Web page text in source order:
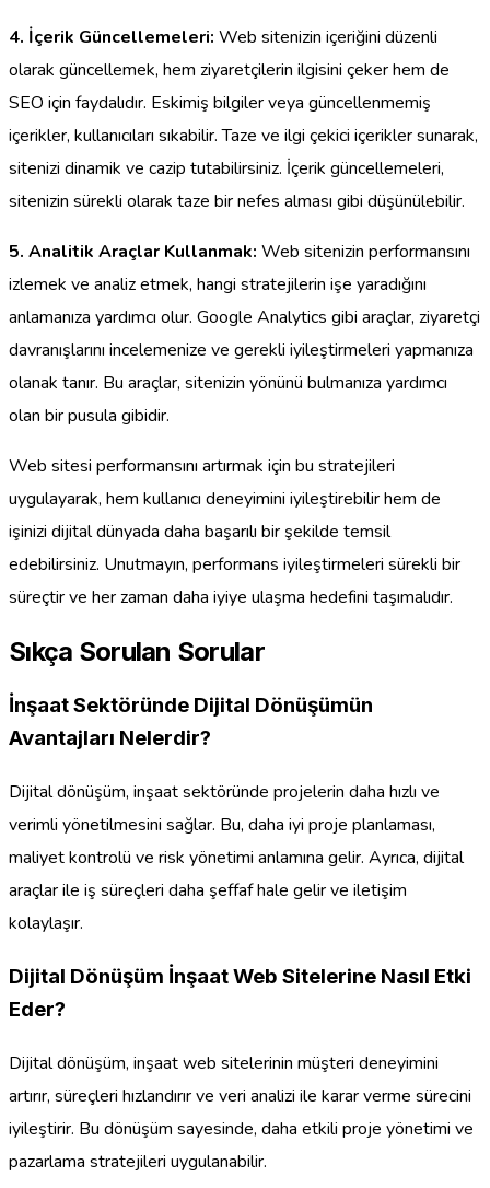
4. İçerik Güncellemeleri: Web sitenizin içeriğini düzenli
olarak güncellemek, hem ziyaretçilerin ilgisini çeker hem de
SEO için faydalıdır. Eskimiş bilgiler veya güncellenmemiş
içerikler, kullanıcıları sıkabilir. Taze ve ilgi çekici içerikler sunarak,
sitenizi dinamik ve cazip tutabilirsiniz. İçerik güncellemeleri,
sitenizin sürekli olarak taze bir nefes alması gibi düşünülebilir.
5. Analitik Araçlar Kullanmak: Web sitenizin performansını
izlemek ve analiz etmek, hangi stratejilerin işe yaradığını
anlamanıza yardımcı olur. Google Analytics gibi araçlar, ziyaretçi
davranışlarını incelemenize ve gerekli iyileştirmeleri yapmanıza
olanak tanır. Bu araçlar, sitenizin yönünü bulmanıza yardımcı
olan bir pusula gibidir.
Web sitesi performansını artırmak için bu stratejileri
uygulayarak, hem kullanıcı deneyimini iyileştirebilir hem de
işinizi dijital dünyada daha başarılı bir şekilde temsil
edebilirsiniz. Unutmayın, performans iyileştirmeleri sürekli bir
süreçtir ve her zaman daha iyiye ulaşma hedefini taşımalıdır.
Sıkça Sorulan Sorular
İnşaat Sektöründe Dijital Dönüşümün
Avantajları Nelerdir?
Dijital dönüşüm, inşaat sektöründe projelerin daha hızlı ve
verimli yönetilmesini sağlar. Bu, daha iyi proje planlaması,
maliyet kontrolü ve risk yönetimi anlamına gelir. Ayrıca, dijital
araçlar ile iş süreçleri daha şeffaf hale gelir ve iletişim
kolaylaşır.
Dijital Dönüşüm İnşaat Web Sitelerine Nasıl Etki
Eder?
Dijital dönüşüm, inşaat web sitelerinin müşteri deneyimini
artırır, süreçleri hızlandırır ve veri analizi ile karar verme sürecini
iyileştirir. Bu dönüşüm sayesinde, daha etkili proje yönetimi ve
pazarlama stratejileri uygulanabilir.